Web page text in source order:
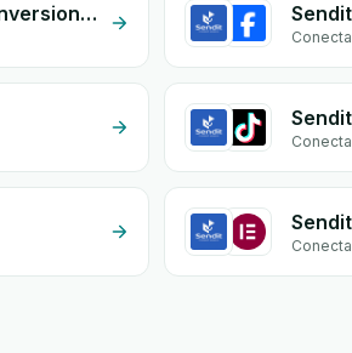
Sendit + Facebook Conversion API (CAPI)